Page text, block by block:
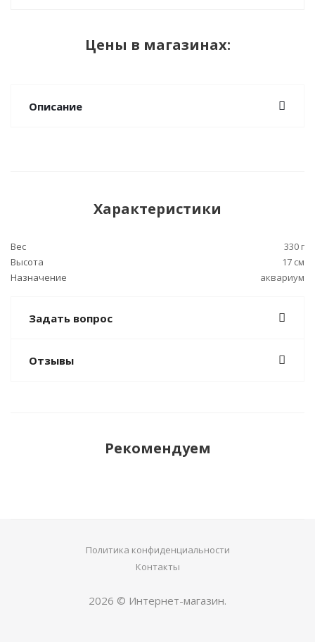
Цены в магазинах:
Описание
Характеристики
Вес
330 г
Высота
17 см
Назначение
аквариум
Задать вопрос
Отзывы
Рекомендуем
Политика конфиденциальности
Контакты
2026 © Интернет-магазин.